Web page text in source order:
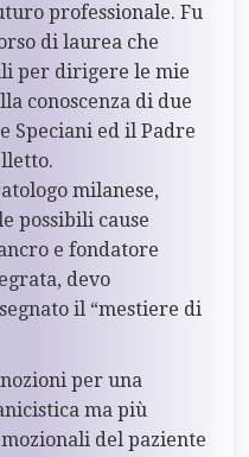
professionale. Fu
di laurea che
per dirigere le mie
conoscenza di due
Speciani ed il Padre
milanese,
possibili cause
e fondatore
devo
il “mestiere di
per una
ma più
del paziente